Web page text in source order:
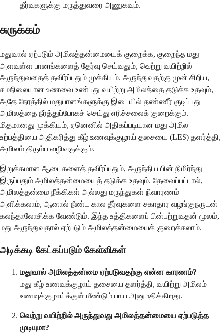
தீர்வுகளுக்கு மருத்துவரை அணுகவும்.
சுருக்கம்
மதுவால் ஏற்படும் அமிலத்தன்மையைக் குறைக்க, குறைந்த மது
அளவுள்ள பானங்களைத் தேர்வு செய்வதும், வெற்று வயிற்றில்
அருந்துவதைத் தவிர்ப்பதும் முக்கியம். அருந்துவதற்கு முன் சிறிய,
சமநிலையான உணவை உண்பது வயிற்று அமிலத்தை தடுக்க உதவும்,
அதே நேரத்தில் மதுபானங்களுக்கு இடையில் தண்ணீர் குடிப்பது
அமிலத்தை நீர்த்துப்போகச் செய்து எரிச்சலைக் குறைக்கும்.
மிதமானது முக்கியம், ஏனெனில் அதிகப்படியான மது அமில
உற்பத்தியை அதிகரித்து கீழ் உணவுக்குழாய் தசையை (LES) தளர்த்தி,
அமிலம் திரும்ப வழிவகுக்கும்.
இறுக்கமான ஆடைகளைத் தவிர்ப்பதும், அருந்திய பின் நிமிர்ந்து
இருப்பதும் அமிலத்தன்மையைத் தடுக்க உதவும். தேவைப்பட்டால்,
அமிலத்தன்மை நீக்கிகள் அல்லது மருந்துகள் நிவாரணம்
அளிக்கலாம், ஆனால் நீண்ட கால தீர்வுகளை சுகாதார வழங்குநருடன்
கலந்தாலோசிக்க வேண்டும். இந்த உத்திகளைப் பின்பற்றுவதன் மூலம்,
மது அருந்துவதால் ஏற்படும் அமிலத்தன்மையைக் குறைக்கலாம்.
அடிக்கடி கேட்கப்படும் கேள்விகள்
மதுவால் அமிலத்தன்மை ஏற்படுவதற்கு என்ன காரணம்?
மது கீழ் உணவுக்குழாய் தசையை தளர்த்தி, வயிற்று அமிலம்
உணவுக்குழாய்க்குள் மீண்டும் பாய அனுமதிக்கிறது.
வெற்று வயிற்றில் அருந்துவது அமிலத்தன்மையை ஏற்படுத்த
முடியுமா?